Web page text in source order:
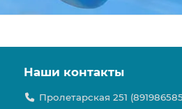
Наши контакты
Пролетарская 251